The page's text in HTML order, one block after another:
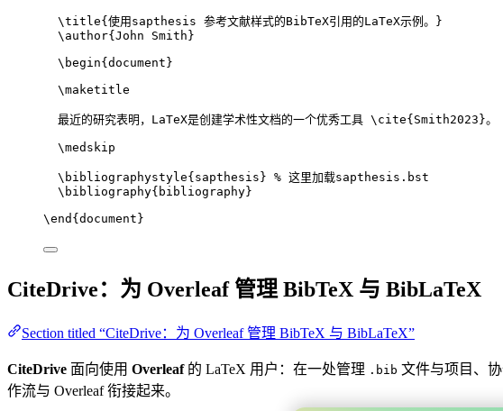
\title{使用sapthesis 参考文献样式的BibTeX引用的LaTeX示例。}
\author{John Smith}
\begin{ document }
\maketitle
最近的研究表明，LaTeX是创建学术性文档的一个优秀工具 \cite{ Smith2023 }。
\medskip
\bibliographystyle{sapthesis} % 这里加载sapthesis.bst
\bibliography{bibliography}
\end { document }
CiteDrive：为 Overleaf 管理 BibTeX 与 BibLaTeX
Section titled “CiteDrive：为 Overleaf 管理 BibTeX 与 BibLaTeX”
CiteDrive 面向使用 Overleaf的 LaTeX 用户：在一处管理 .bib 文件与项目、
作流与 Overleaf 衔接起来。